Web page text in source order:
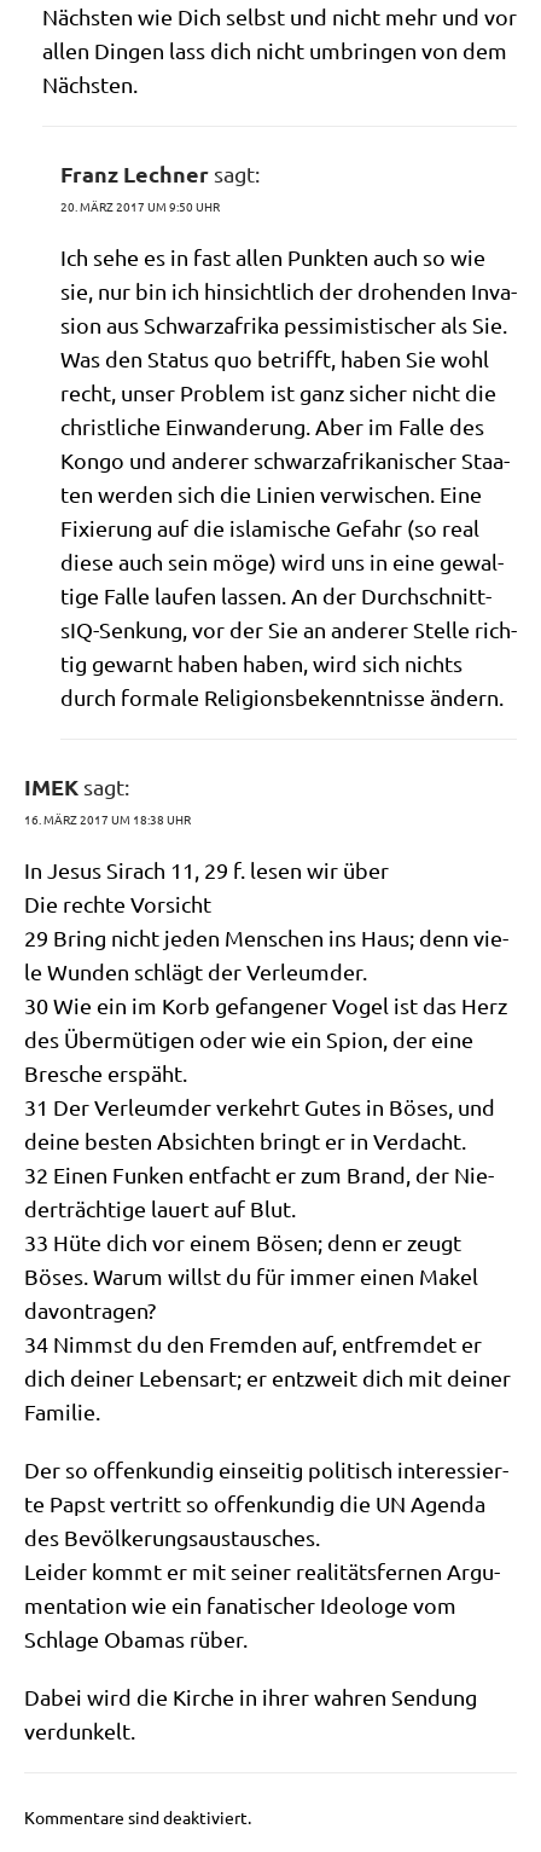
Näch­sten wie Dich selbst und nicht mehr und vor
allen Din­gen lass dich nicht umbrin­gen von dem
Nächsten.
Franz Lechner sagt:
20. MÄRZ 2017 UM 9:50 UHR
Ich sehe es in fast allen Punk­ten auch so wie
sie, nur bin ich hin­sicht­lich der dro­hen­den Inva­
si­on aus Schwarz­afri­ka pes­si­mi­sti­scher als Sie.
Was den Sta­tus quo betrifft, haben Sie wohl
recht, unser Pro­blem ist ganz sicher nicht die
christ­li­che Ein­wan­de­rung. Aber im Fal­le des
Kon­go und ande­rer schwarz­afri­ka­ni­scher Staa­
ten wer­den sich die Lini­en ver­wi­schen. Eine
Fixie­rung auf die isla­mi­sche Gefahr (so real
die­se auch sein möge) wird uns in eine gewal­
ti­ge Fal­le lau­fen las­sen. An der Durch­schnitt­
sIQ-Sen­kung, vor der Sie an ande­rer Stel­le rich­
tig gewarnt haben haben, wird sich nichts
durch for­ma­le Reli­gi­ons­be­kennt­nis­se ändern.
IMEK sagt:
16. MÄRZ 2017 UM 18:38 UHR
In Jesus Sirach 11, 29 f. lesen wir über
Die rech­te Vorsicht
29 Bring nicht jeden Men­schen ins Haus; denn vie­
le Wun­den schlägt der Verleumder.
30 Wie ein im Korb gefan­ge­ner Vogel ist das Herz
des Über­mü­ti­gen oder wie ein Spi­on, der eine
Bre­sche erspäht.
31 Der Ver­leum­der ver­kehrt Gutes in Böses, und
dei­ne besten Absich­ten bringt er in Verdacht.
32 Einen Fun­ken ent­facht er zum Brand, der Nie­
der­träch­ti­ge lau­ert auf Blut.
33 Hüte dich vor einem Bösen; denn er zeugt
Böses. War­um willst du für immer einen Makel
davontragen?
34 Nimmst du den Frem­den auf, ent­frem­det er
dich dei­ner Lebens­art; er ent­zweit dich mit dei­ner
Familie.
Der so offen­kun­dig ein­sei­tig poli­tisch inter­es­sier­
te Papst ver­tritt so offen­kun­dig die UN Agen­da
des Bevölkerungsaustausches.
Lei­der kommt er mit sei­ner rea­li­täts­fer­nen Argu­
men­ta­ti­on wie ein fana­ti­scher Ideo­lo­ge vom
Schla­ge Oba­mas rüber.
Dabei wird die Kir­che in ihrer wah­ren Sen­dung
verdunkelt.
Kommentare sind deaktiviert.